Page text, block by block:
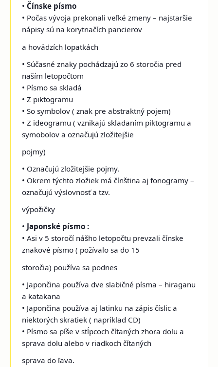
• Čínske písmo
• Počas vývoja prekonali veľké zmeny – najstaršie
nápisy sú na korytnačích pancierov
a hovädzích lopatkách
• Súčasné znaky pochádzajú zo 6 storočia pred
naším letopočtom
• Písmo sa skladá
• Z piktogramu
• So symbolov ( znak pre abstraktný pojem)
• Z ideogramu ( vznikajú skladaním piktogramu a
symobolov a označujú zložitejšie
pojmy)
• Označujú zložitejšie pojmy.
• Okrem týchto zložiek má čínština aj fonogramy –
označujú výslovnosť a tzv.
výpožičky
• Japonské písmo :
• Asi v 5 storočí nášho letopočtu prevzali čínske
znakové písmo ( požívalo sa do 15
storočia) používa sa podnes
• Japončina používa dve slabičné písma – hiraganu
a katakana
• Japončina používa aj latinku na zápis číslic a
niektorých skratiek ( napríklad CD)
• Písmo sa píše v stĺpcoch čítaných zhora dolu a
sprava dolu alebo v riadkoch čítaných
sprava do ľava.